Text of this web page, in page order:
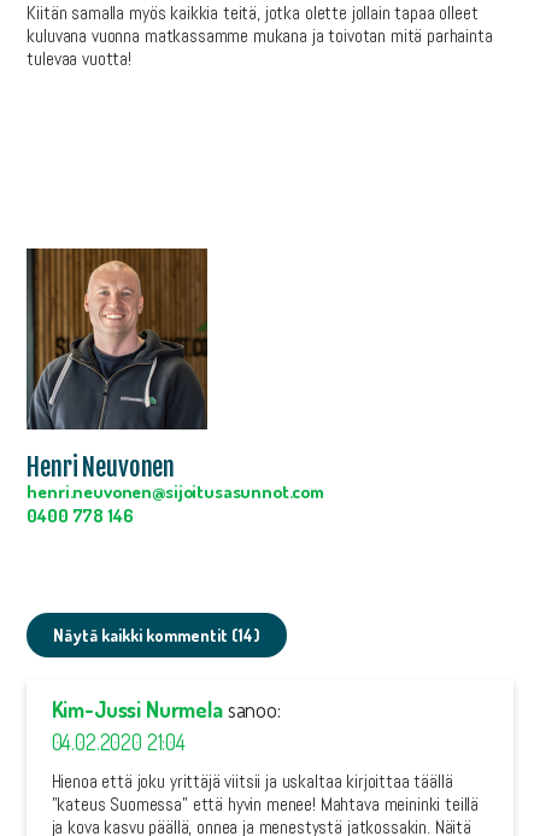
Kiitän samalla myös kaikkia teitä, jotka olette jollain tapaa olleet
kuluvana vuonna matkassamme mukana ja toivotan mitä parhainta
tulevaa vuotta!
Henri Neuvonen
henri.neuvonen@sijoitusasunnot.com
0400 778 146
Näytä kaikki kommentit (14)
Kim-Jussi Nurmelasanoo:
04.02.2020 21:04
Hienoa että joku yrittäjä viitsii ja uskaltaa kirjoittaa täällä
”kateus Suomessa” että hyvin menee! Mahtava meininki teillä
ja kova kasvu päällä, onnea ja menestystä jatkossakin. Näitä